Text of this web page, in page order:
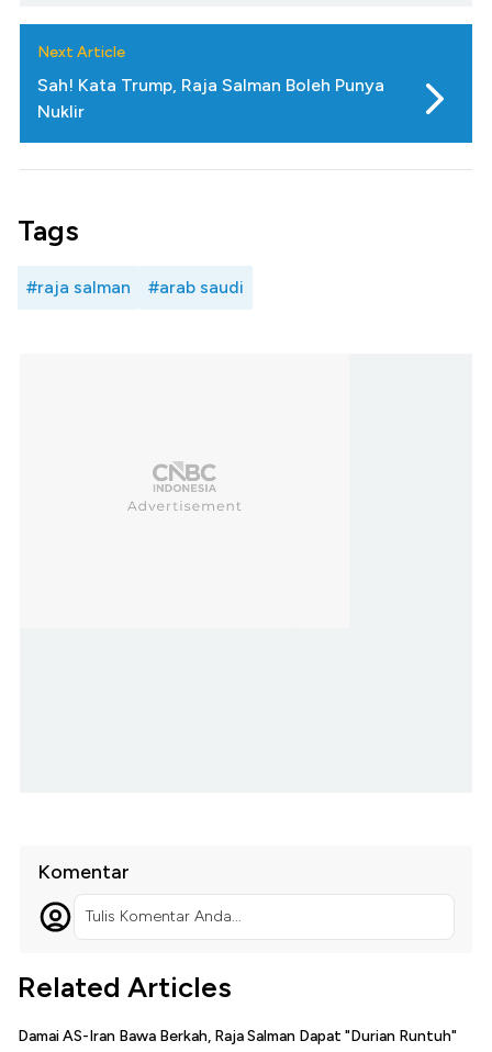
Next Article
Sah! Kata Trump, Raja Salman Boleh Punya
Nuklir
Tags
#raja salman #arab saudi
Komentar
Tulis Komentar Anda...
Related Articles
Damai AS-Iran Bawa Berkah, Raja Salman Dapat "Durian Runtuh"